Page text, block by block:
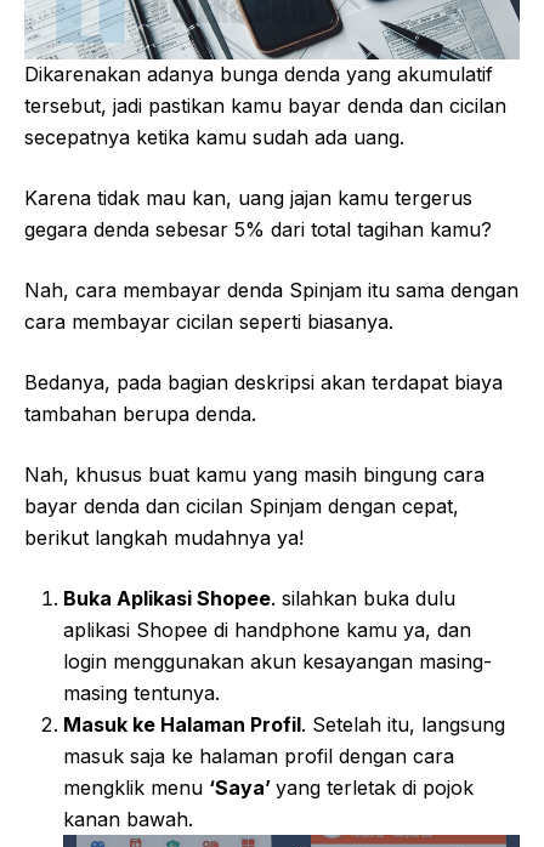
Dikarenakan adanya bunga denda yang akumulatif
tersebut, jadi pastikan kamu bayar denda dan cicilan
secepatnya ketika kamu sudah ada uang.
Karena tidak mau kan, uang jajan kamu tergerus
gegara denda sebesar 5% dari total tagihan kamu?
Nah, cara membayar denda Spinjam itu sama dengan
cara membayar cicilan seperti biasanya.
Bedanya, pada bagian deskripsi akan terdapat biaya
tambahan berupa denda.
Nah, khusus buat kamu yang masih bingung cara
bayar denda dan cicilan Spinjam dengan cepat,
berikut langkah mudahnya ya!
Buka Aplikasi Shopee. silahkan buka dulu
aplikasi Shopee di handphone kamu ya, dan
login menggunakan akun kesayangan masing-
masing tentunya.
Masuk ke Halaman Profil. Setelah itu, langsung
masuk saja ke halaman profil dengan cara
mengklik menu ‘Saya’ yang terletak di pojok
kanan bawah.